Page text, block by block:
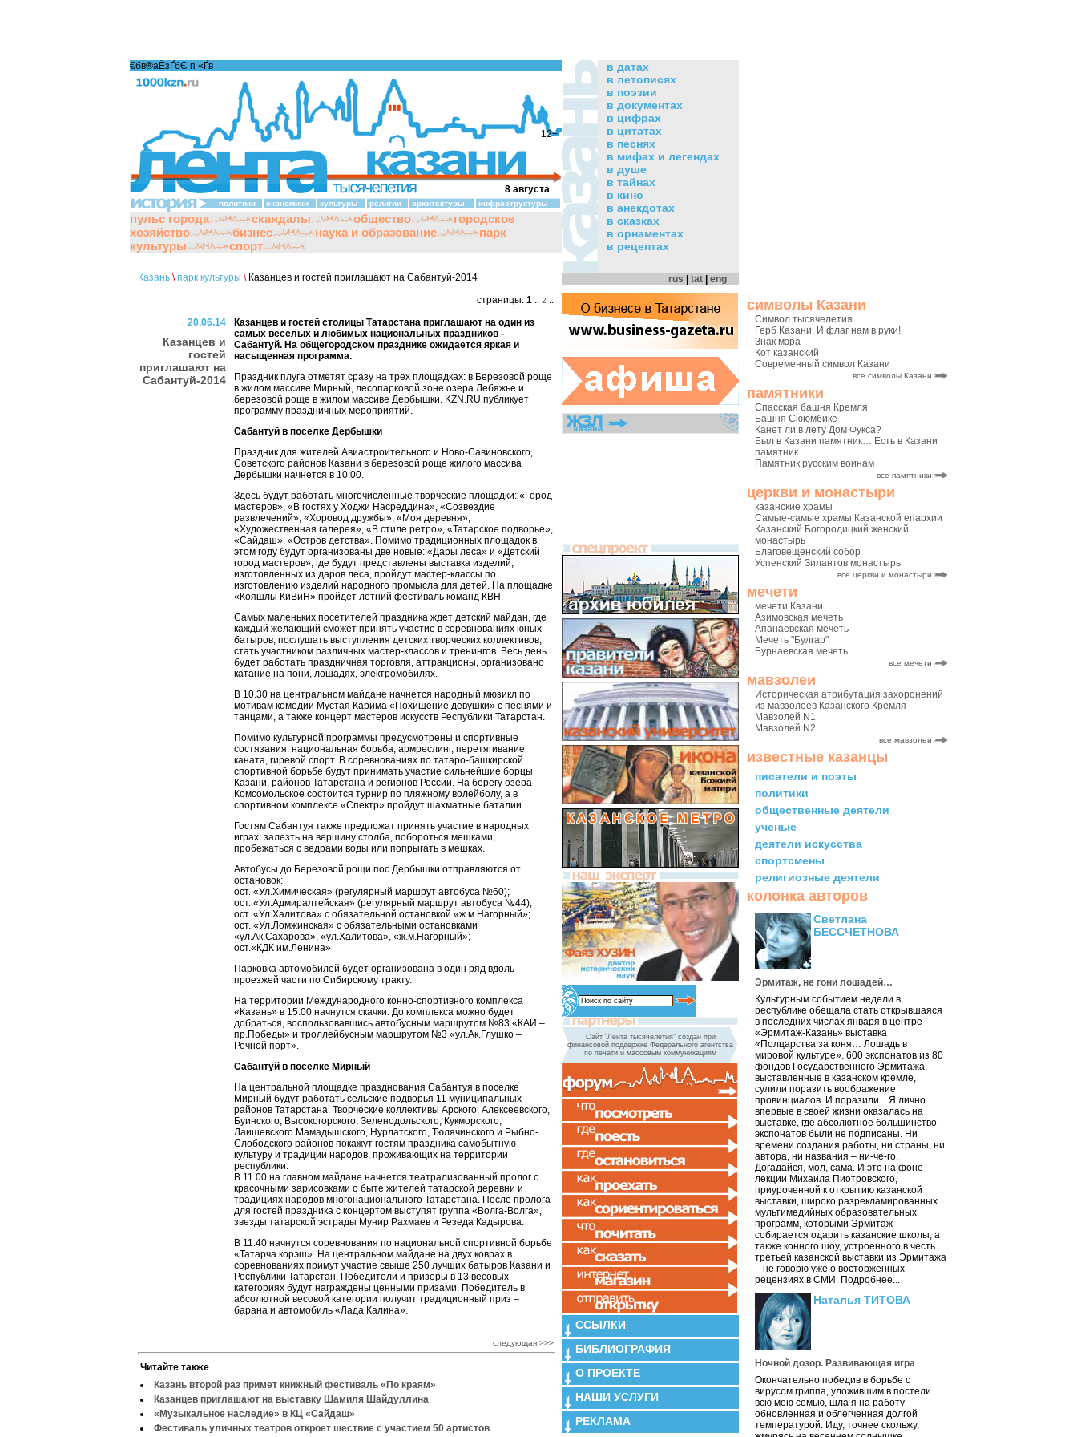
символы Казани
Символ тысячелетия
Герб Казани. И флаг нам в руки!
Знак мэра
Кот казанский
Современный символ Казани
все символы Казани
памятники
Спасская башня Кремля
Башня Сююмбике
Канет ли в лету Дом Фукса?
Был в Казани памятник… Есть в Казани
памятник
Памятник русским воинам
все памятники
церкви и монастыри
казанские храмы
Самые-самые храмы Казанской епархии
Казанский Богородицкий женский
монастырь
Благовещенский собор
Успенский Зилантов монастырь
все церкви и монастыри
мечети
мечети Казани
Азимовская мечеть
Апанаевская мечеть
Мечеть "Булгар"
Бурнаевская мечеть
все мечети
мавзолеи
Историческая атрибутация захоронений
из мавзолеев Казанского Кремля
Мавзолей N1
Мавзолей N2
все мавзолеи
известные казанцы
писатели и поэты
политики
общественные деятели
ученые
деятели искусства
спортсмены
религиозные деятели
колонка авторов
Светлана
БЕССЧЕТНОВА
Эрмитаж, не гони лошадей…
Культурным событием недели в
республике обещала стать открывшаяся
в последних числах января в центре
«Эрмитаж-Казань» выставка
«Полцарства за коня… Лошадь в
мировой культуре». 600 экспонатов из 80
фондов Государственного Эрмитажа,
выставленные в казанском кремле,
сулили поразить воображение
провинциалов. И поразили... Я лично
впервые в своей жизни оказалась на
выставке, где абсолютное большинство
экспонатов были не подписаны. Ни
времени создания работы, ни страны, ни
автора, ни названия – ни-че-го.
Догадайся, мол, сама. И это на фоне
лекции Михаила Пиотровского,
приуроченной к открытию казанской
выставки, широко разрекламированных
мультимедийных образовательных
программ, которыми Эрмитаж
собирается одарить казанские школы, а
также конного шоу, устроенного в честь
третьей казанской выставки из Эрмитажа
– не говорю уже о восторженных
рецензиях в СМИ. Подробнее...
Наталья ТИТОВА
Ночной дозор. Развивающая игра
Окончательно победив в борьбе с
вирусом гриппа, уложившим в постели
всю мою семью, шла я на работу
обновленная и облегченная долгой
температурой. Иду, точнее скольжу,
12+
€бв®аЁзҐбЄ п «Ґ­в
8 августа
политики экономики культуры религии архитектуры инфраструктуры
пульс города скандалы общество
городское
хозяйство
бизнес наука и образование
парк
культуры
спорт
Казань \ парк культуры \Казанцев и гостей приглашают на Сабантуй-2014
страницы: 1 :: 2 ::
20.06.14
Казанцев и
гостей
приглашают на
Сабантуй-2014
Казанцев и гостей столицы Татарстана приглашают на один из
самых веселых и любимых национальных праздников -
Сабантуй. На общегородском празднике ожидается яркая и
насыщенная программа.
Праздник плуга отметят сразу на трех площадках: в Березовой роще
в жилом массиве Мирный, лесопарковой зоне озера Лебяжье и
березовой роще в жилом массиве Дербышки. KZN.RU публикует
программу праздничных мероприятий.
Сабантуй в поселке Дербышки
Праздник для жителей Авиастроительного и Ново-Савиновского,
Советского районов Казани в березовой роще жилого массива
Дербышки начнется в 10:00.
Здесь будут работать многочисленные творческие площадки: «Город
мастеров», «В гостях у Ходжи Насреддина», «Созвездие
развлечений», «Хоровод дружбы», «Моя деревня»,
«Художественная галерея», «В стиле ретро», «Татарское подворье»,
«Сайдаш», «Остров детства». Помимо традиционных площадок в
этом году будут организованы две новые: «Дары леса» и «Детский
город мастеров», где будут представлены выставка изделий,
изготовленных из даров леса, пройдут мастер-классы по
изготовлению изделий народного промысла для детей. На площадке
«Кояшлы КиВиН» пройдет летний фестиваль команд КВН.
Самых маленьких посетителей праздника ждет детский майдан, где
каждый желающий сможет принять участие в соревнованиях юных
батыров, послушать выступления детских творческих коллективов,
стать участником различных мастер-классов и тренингов. Весь день
будет работать праздничная торговля, аттракционы, организовано
катание на пони, лошадях, электромобилях.
В 10.30 на центральном майдане начнется народный мюзикл по
мотивам комедии Мустая Карима «Похищение девушки» с песнями и
танцами, а также концерт мастеров искусств Республики Татарстан.
Помимо культурной программы предусмотрены и спортивные
состязания: национальная борьба, армреслинг, перетягивание
каната, гиревой спорт. В соревнованиях по татаро-башкирской
спортивной борьбе будут принимать участие сильнейшие борцы
Казани, районов Татарстана и регионов России. На берегу озера
Комсомольское состоится турнир по пляжному волейболу, а в
спортивном комплексе «Спектр» пройдут шахматные баталии.
Гостям Сабантуя также предложат принять участие в народных
играх: залезть на вершину столба, побороться мешками,
пробежаться с ведрами воды или попрыгать в мешках.
Автобусы до Березовой рощи пос.Дербышки отправляются от
остановок:
ост. «Ул.Химическая» (регулярный маршрут автобуса №60);
ост. «Ул.Адмиралтейская» (регулярный маршрут автобуса №44);
ост. «Ул.Халитова» с обязательной остановкой «ж.м.Нагорный»;
ост. «Ул.Ломжинская» с обязательными остановками
«ул.Ак.Сахарова», «ул.Халитова», «ж.м.Нагорный»;
ост.«КДК им.Ленина»
Парковка автомобилей будет организована в один ряд вдоль
проезжей части по Сибирскому тракту.
На территории Международного конно-спортивного комплекса
«Казань» в 15.00 начнутся скачки. До комплекса можно будет
добраться, воспользовавшись автобусным маршрутом №83 «КАИ –
пр.Победы» и троллейбусным маршрутом №3 «ул.Ак.Глушко –
Речной порт».
Сабантуй в поселке Мирный
На центральной площадке празднования Сабантуя в поселке
Мирный будут работать сельские подворья 11 муниципальных
районов Татарстана. Творческие коллективы Арского, Алексеевского,
Буинского, Высокогорского, Зеленодольского, Кукморского,
Лаишевского Мамадышского, Нурлатского, Тюлячинского и Рыбно-
Слободского районов покажут гостям праздника самобытную
культуру и традиции народов, проживающих на территории
республики.
В 11.00 на главном майдане начнется театрализованный пролог с
красочными зарисовками о быте жителей татарской деревни и
традициях народов многонационального Татарстана. После пролога
для гостей праздника с концертом выступят группа «Волга-Волга»,
звезды татарской эстрады Мунир Рахмаев и Резеда Кадырова.
В 11.40 начнутся соревнования по национальной спортивной борьбе
«Татарча корэш». На центральном майдане на двух коврах в
соревнованиях примут участие свыше 250 лучших батыров Казани и
Республики Татарстан. Победители и призеры в 13 весовых
категориях будут награждены ценными призами. Победитель в
абсолютной весовой категории получит традиционный приз –
барана и автомобиль «Лада Калина».
следующая >>>
Читайте также
Казань второй раз примет книжный фестиваль «По краям»
Казанцев приглашают на выставку Шамиля Шайдуллина
«Музыкальное наследие» в КЦ «Сайдаш»
Фестиваль уличных театров откроет шествие с участием 50 артистов
в датах
в летописях
в поэзии
в документах
в цифрах
в цитатах
в песнях
в мифах и легендах
в душе
в тайнах
в кино
в анекдотах
в сказках
в орнаментах
в рецептах
rus tat eng
Сайт "Лента тысячелетия" создан при
финансовой поддержке Федерального агентства
по печати и массовым коммуникациям
ССЫЛКИ
БИБЛИОГРАФИЯ
О ПРОЕКТЕ
НАШИ УСЛУГИ
РЕКЛАМА